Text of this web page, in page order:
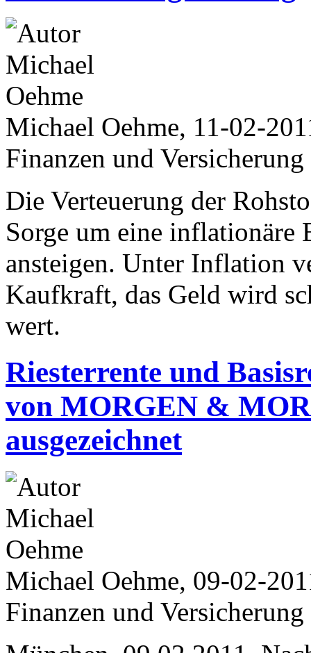
Michael Oehme, 11-02-
Finanzen und Versicherung
Die Verteuerung der
Sorge um eine
ansteigen. Unter Inflation
Kaufkraft, das Geld wird
wert.
Riesterrente und
von MORGEN &
ausgezeichnet
Michael Oehme, 09-02-
Finanzen und Versicherung